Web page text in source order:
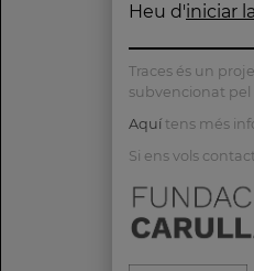
Heu d'iniciar
Traces és un
subvencionat pel
Aquí tens més
Si ens vols